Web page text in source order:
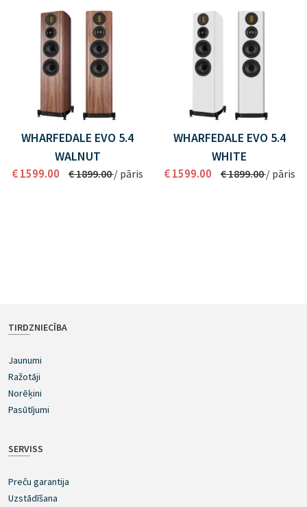
WHARFEDALE EVO 5.4
WALNUT
€ 1599.00 € 1899.00/ pāris
WHARFEDALE EVO 5.4
WHITE
€ 1599.00 € 1899.00/ pāris
TIRDZNIECĪBA
Jaunumi
Ražotāji
Norēķini
Pasūtījumi
SERVISS
Preču garantija
Uzstādīšana